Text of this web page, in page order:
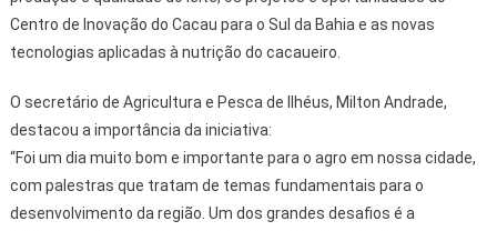
Centro de Inovação do Cacau para o Sul da Bahia e as novas
tecnologias aplicadas à nutrição do cacaueiro.
O secretário de Agricultura e Pesca de Ilhéus, Milton Andrade,
destacou a importância da iniciativa:
“Foi um dia muito bom e importante para o agro em nossa cidade,
com palestras que tratam de temas fundamentais para o
desenvolvimento da região. Um dos grandes desafios é a